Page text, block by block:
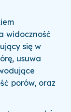
widoczność
się w
usuwa
porów, oraz